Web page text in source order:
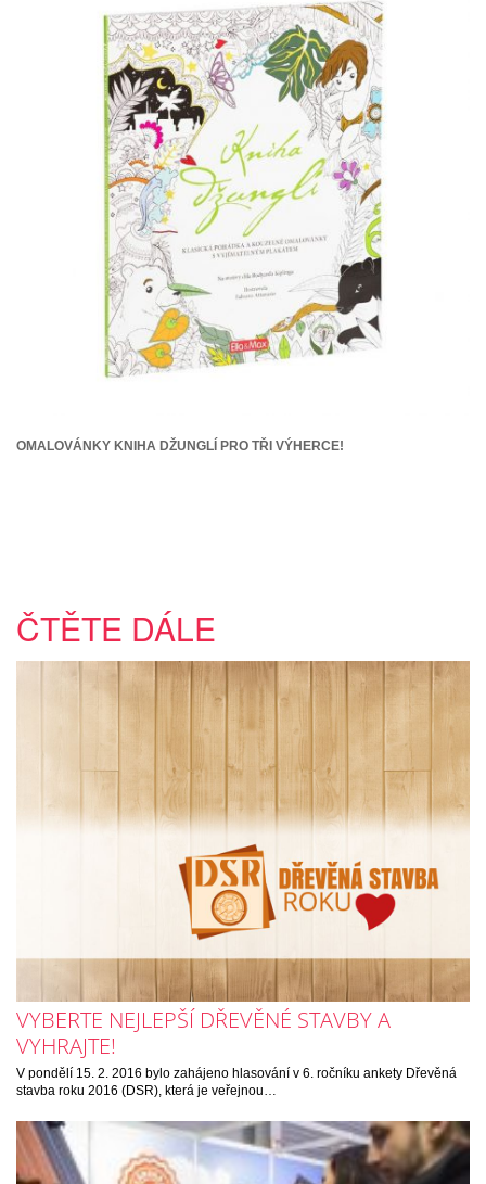
OMALOVÁNKY KNIHA DŽUNGLÍ PRO TŘI VÝHERCE!
ČTĚTE DÁLE
VYBERTE NEJLEPŠÍ DŘEVĚNÉ STAVBY A
VYHRAJTE!
V pondělí 15. 2. 2016 bylo zahájeno hlasování v 6. ročníku ankety Dřevěná
stavba roku 2016 (DSR), která je veřejnou…